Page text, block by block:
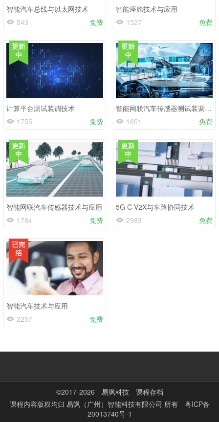
智能汽车总线与以太网技术
543
免费
智能座舱技术与应用
1527
免费
计算平台测试装调技术
1755
免费
智能网联汽车传感器测试装调技术
1651
免费
智能网联汽车传感器技术与应用
1784
免费
5G C-V2X与车路协同技术
2983
免费
智能汽车技术与应用
2257
免费
©2017-2026 易飒科技
课程存档
课程内容版权均归 易飒（广州）智能科技有限公司 所有
粤ICP备
20013740号-1